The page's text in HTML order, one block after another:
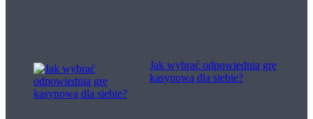
Jak wybrać odpowiednią grę
kasynową dla siebie?